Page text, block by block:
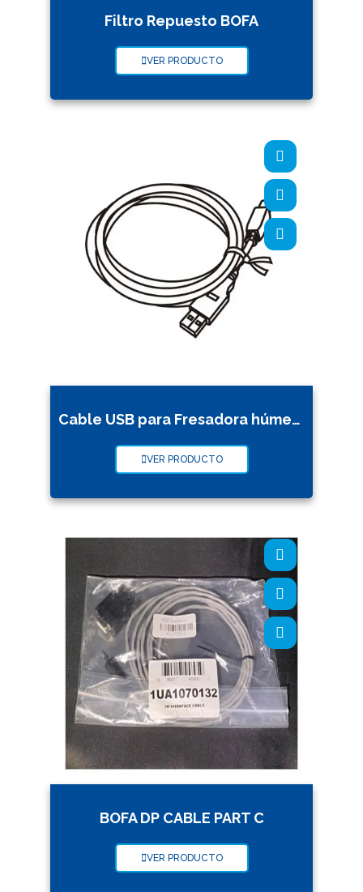
Filtro Repuesto BOFA
VER PRODUCTO
Cable USB para Fresadora húmeda y seca
VER PRODUCTO
BOFA DP CABLE PART C
VER PRODUCTO